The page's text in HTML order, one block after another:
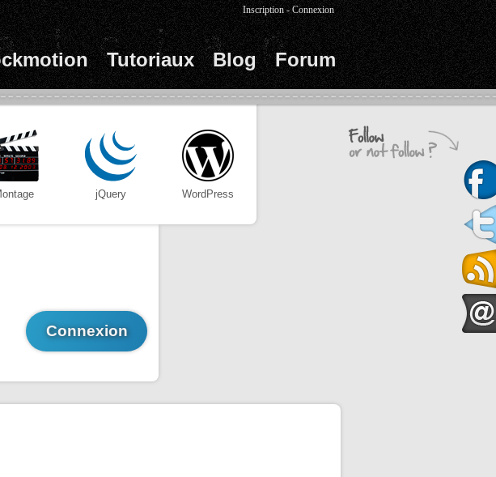
Tutoriaux Blog Forum
Inscription -Connexion
jQuery WordPress